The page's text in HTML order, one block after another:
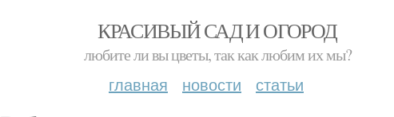
КРАСИВЫЙ САД И ОГОРОД
любите ли вы цветы, так как любим их мы?
главная новости статьи